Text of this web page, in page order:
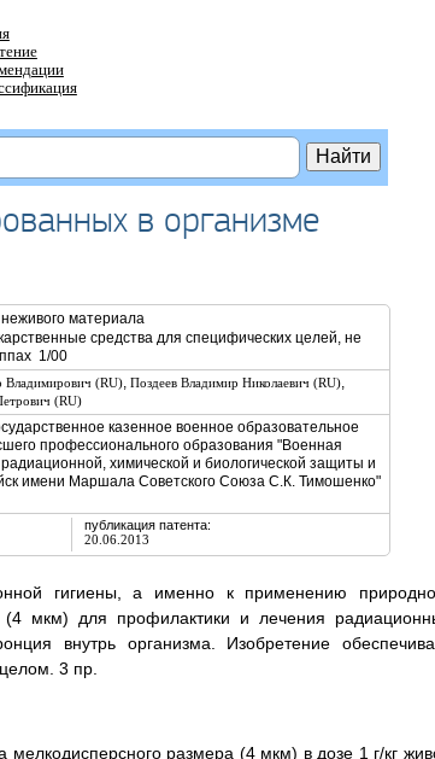
в организме
материала
средства для специфических целей, не
1/00
Владимирович (RU), Поздеев Владимир Николаевич (RU),
(RU)
казенное военное образовательное
профессионального образования "Военная
химической и биологической защиты и
имени Маршала Советского Союза С.К. Тимошенко"
публикация патента:
20.06.2013
гигиены, а именно к применению
(4 мкм) для профилактики и лечения
внутрь организма. Изобретение
3 пр.
размера (4 мкм) в дозе 1 г/кг